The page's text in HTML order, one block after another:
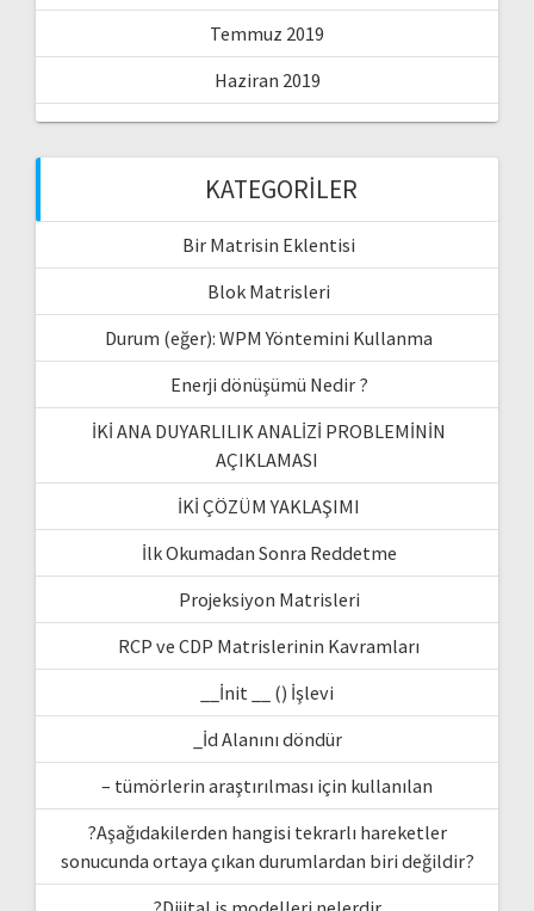
Temmuz 2019
Haziran 2019
KATEGORILER
Bir Matrisin Eklentisi
Blok Matrisleri
Durum (eğer): WPM Yöntemini Kullanma
Enerji dönüşümü Nedir ?
İKİ ANA DUYARLILIK ANALİZİ PROBLEMİNİN
AÇIKLAMASI
İKİ ÇÖZÜM YAKLAŞIMI
İlk Okumadan Sonra Reddetme
Projeksiyon Matrisleri
RCP ve CDP Matrislerinin Kavramları
__İnit __ () İşlevi
_İd Alanını döndür
– tümörlerin araştırılması için kullanılan
?Aşağıdakilerden hangisi tekrarlı hareketler
sonucunda ortaya çıkan durumlardan biri değildir?